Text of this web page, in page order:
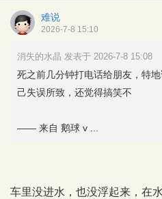
难说
2026-7-8 15:10
消失的水晶 发表于 2026-7-8 15:08
死之前几分钟打电话给朋友，特
己失误所致，还觉得搞笑不
—— 来自 鹅球 v ...
车里没进水，也没浮起来，在